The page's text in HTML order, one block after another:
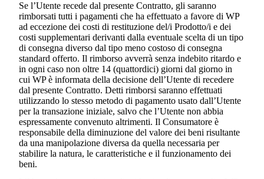
Se l’Utente recede dal presente Contratto, gli saranno
rimborsati tutti i pagamenti che ha effettuato a favore di WP
ad eccezione dei costi di restituzione del/i Prodotto/i e dei
costi supplementari derivanti dalla eventuale scelta di un tipo
di consegna diverso dal tipo meno costoso di consegna
standard offerto. Il rimborso avverrà senza indebito ritardo e
in ogni caso non oltre 14 (quattordici) giorni dal giorno in
cui WP è informata della decisione dell’Utente di recedere
dal presente Contratto. Detti rimborsi saranno effettuati
utilizzando lo stesso metodo di pagamento usato dall’Utente
per la transazione iniziale, salvo che l’Utente non abbia
espressamente convenuto altrimenti. Il Consumatore è
responsabile della diminuzione del valore dei beni risultante
da una manipolazione diversa da quella necessaria per
stabilire la natura, le caratteristiche e il funzionamento dei
beni.